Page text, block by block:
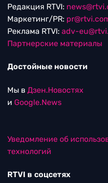
Редакция RTVI:
Маркетинг/PR:
Реклама RTVI: adv-
Партнерские материалы
Достойные новости
Мы в Дзен.Новостях
и Google.News
Уведомление об
технологий
RTVI в соцсетях